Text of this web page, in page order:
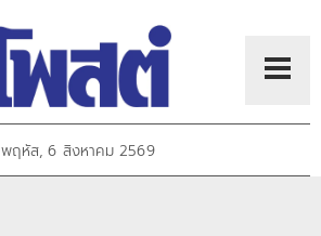
พฤหัส, 6 สิงหาคม 2569